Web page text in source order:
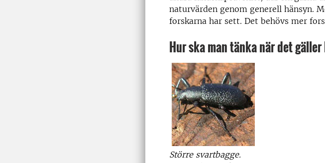
naturvärden genom generell hänsyn.
forskarna har sett. Det behövs mer
Hur ska man tänka när det
Större svartbagge.